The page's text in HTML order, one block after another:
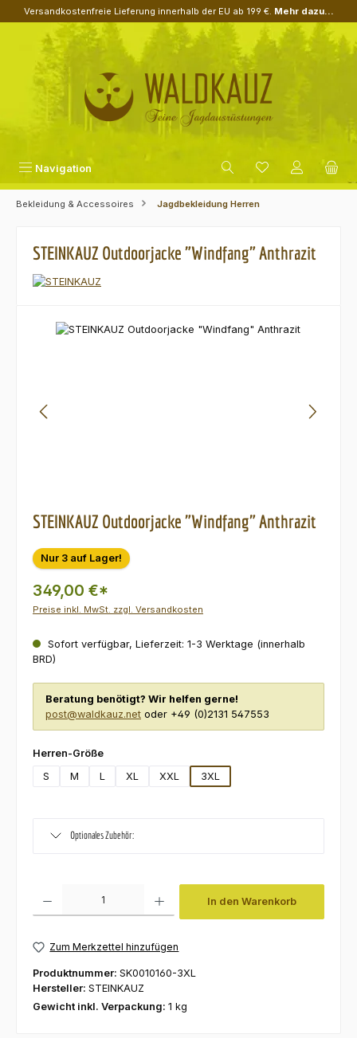
Zum Hauptinhalt springen
Versandkostenfreie Lieferung innerhalb der EU ab 199 €. Mehr dazu...
Navigation
Bekleidung & Accessoires Jagdbekleidung Herren
STEINKAUZ Outdoorjacke "Windfang" Anthrazit
Bildergalerie überspringen
STEINKAUZ Outdoorjacke "Windfang" Anthrazit
Nur 3 auf Lager!
349,00 €*
Preise inkl. MwSt. zzgl. Versandkosten
Sofort verfügbar, Lieferzeit: 1-3 Werktage (innerhalb
BRD)
Beratung benötigt? Wir helfen gerne!
post@waldkauz.net oder +49 (0)2131 547553
Herren-Größeauswählen
S
M L XL XXL 3XL
Optionales Zubehör:
In den Warenkorb
Zum Merkzettel hinzufügen
Produktnummer: SK0010160-3XL
Hersteller: STEINKAUZ
Gewicht inkl. Verpackung: 1 kg